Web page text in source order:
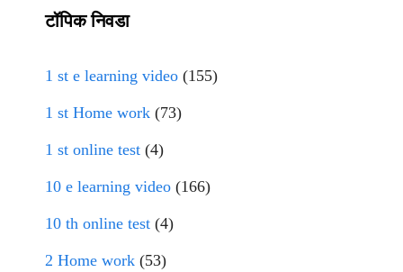
टॉपिक निवडा
1 st e learning video (155)
1 st Home work (73)
1 st online test (4)
10 e learning video (166)
10 th online test (4)
2 Home work (53)